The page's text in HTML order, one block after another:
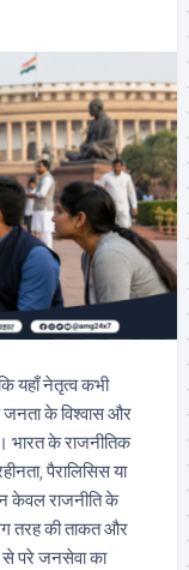
यहाँ नेतृत्व कभी
जनता के विश्वास और
भारत के राजनीतिक
पैरालिसिस या
न केवल राजनीति के
तरह की ताकत और
परे जनसेवा का